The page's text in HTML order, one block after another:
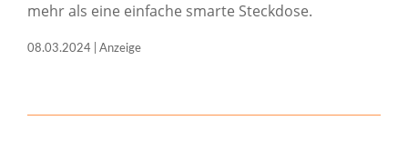
mehr als eine einfache smarte Steckdose.
08.03.2024 | Anzeige